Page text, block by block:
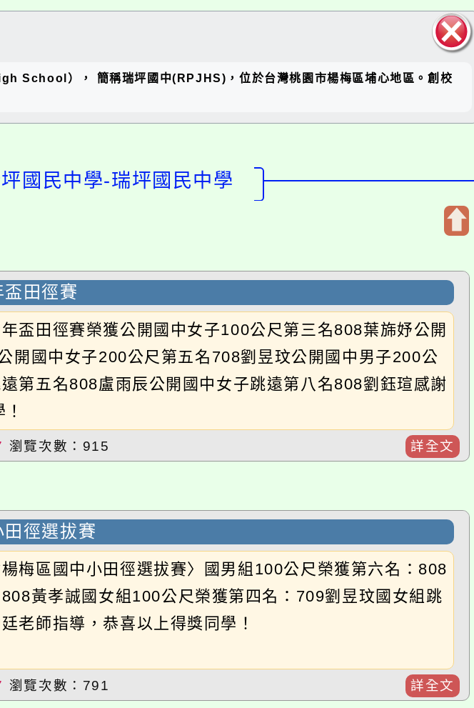
塊
）， 簡稱瑞坪國中(RPJHS)，位於台灣桃園市楊梅區埔心地區。創校
方
塊
民中學-瑞坪國民中學
徑賽
田徑賽榮獲公開國中女子100公尺第三名808葉旆妤公開
中女子200公尺第五名708劉昱玟公開國中男子200公
五名808盧雨辰公開國中女子跳遠第八名808劉鈺瑄感謝
次數：915
國中小田徑選拔賽〉國男組100公尺榮獲第六名：808
孝誠國女組100公尺榮獲第四名：709劉昱玟國女組跳
師指導，恭喜以上得獎同學！